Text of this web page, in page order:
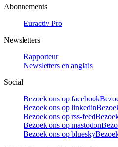
Abonnements
Euractiv Pro
Newsletters
Rapporteur
Newsletters en anglais
Social
Bezoek ons op facebook
Bezoek ons op linkedin
Bezoek ons op rss-feed
Bezoek ons op mastodon
Bezoek ons op bluesky